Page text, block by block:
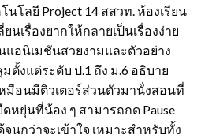
โลยี Project 14 สสวท. ห้องเรียน
นเรื่องยากให้กลายเป็นเรื่องง่าย
แอนิเมชันสวยงามและตัวอย่าง
ตั้งแต่ระดับ ป.1 ถึง ม.6 อธิบาย
มือนมีติวเตอร์ส่วนตัวมานั่งสอนที่
หยุ่นที่น้อง ๆ สามารถกด Pause
จนกว่าจะเข้าใจ เหมาะสำหรับทั้ง